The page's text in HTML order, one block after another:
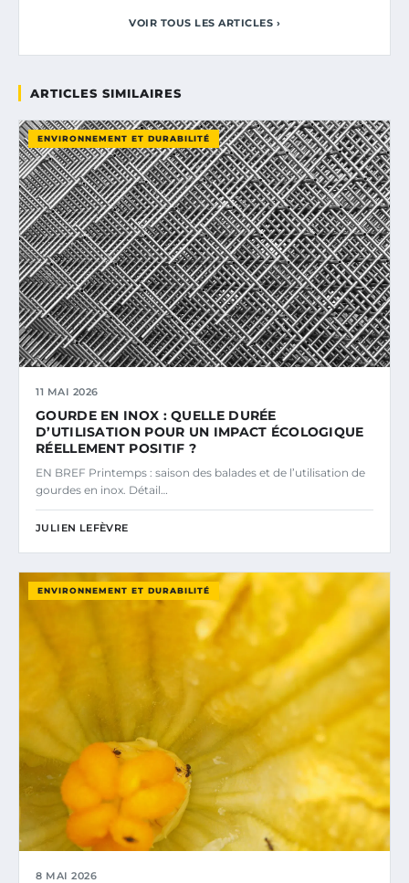
VOIR TOUS LES ARTICLES ›
ARTICLES SIMILAIRES
ENVIRONNEMENT ET DURABILITÉ
11 MAI 2026
GOURDE EN INOX : QUELLE DURÉE
D’UTILISATION POUR UN IMPACT ÉCOLOGIQUE
RÉELLEMENT POSITIF ?
EN BREF Printemps : saison des balades et de l’utilisation de
gourdes en inox. Détail…
JULIEN LEFÈVRE
ENVIRONNEMENT ET DURABILITÉ
8 MAI 2026